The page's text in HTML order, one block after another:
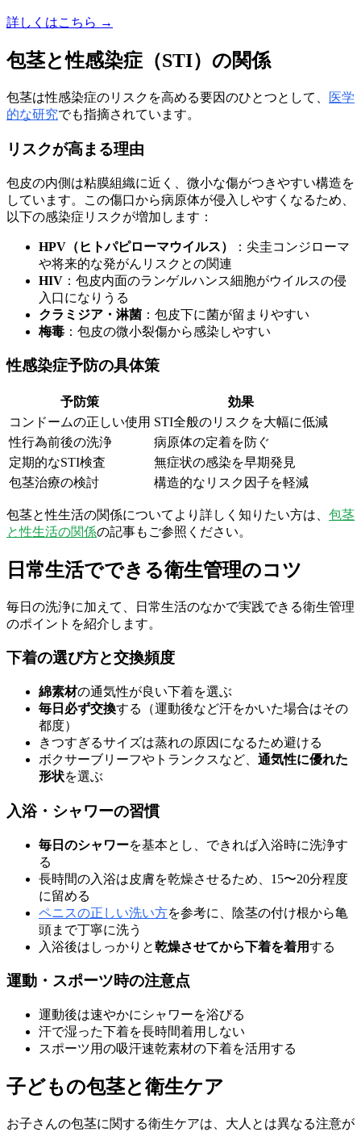
詳しくはこちら →
包茎と性感染症（STI）の関係
包茎は性感染症のリスクを高める要因のひとつとして、
医学
的な研究でも指摘されています。
リスクが高まる理由
包皮の内側は粘膜組織に近く、微小な傷がつきやすい構造を
しています。この傷口から病原体が侵入しやすくなるため、
以下の感染症リスクが増加します：
HPV（ヒトパピローマウイルス）
：尖圭コンジローマ
や将来的な発がんリスクとの関連
HIV ：包皮内面のランゲルハンス細胞がウイルスの侵
入口になりうる
クラミジア・淋菌 ：包皮下に菌が留まりやすい
梅毒 ：包皮の微小裂傷から感染しやすい
性感染症予防の具体策
予防策
効果
コンドームの正しい使用 STI全般のリスクを大幅に低減
性行為前後の洗浄
病原体の定着を防ぐ
定期的なSTI検査
無症状の感染を早期発見
包茎治療の検討
構造的なリスク因子を軽減
包茎と性生活の関係についてより詳しく知りたい方は、 包茎
と性生活の関係の記事もご参照ください。
日常生活でできる衛生管理のコツ
毎日の洗浄に加えて、日常生活のなかで実践できる衛生管理
のポイントを紹介します。
下着の選び方と交換頻度
綿素材の通気性が良い下着を選ぶ
毎日必ず交換する（運動後など汗をかいた場合はその
都度）
きつすぎるサイズは蒸れの原因になるため避ける
ボクサーブリーフやトランクスなど、 通気性に優れた
形状を選ぶ
入浴・シャワーの習慣
毎日のシャワーを基本とし、できれば入浴時に洗浄す
る
長時間の入浴は皮膚を乾燥させるため、15〜20分程度
に留める
ペニスの正しい洗い方を参考に、陰茎の付け根から亀
頭まで丁寧に洗う
入浴後はしっかりと乾燥させてから下着を着用する
運動・スポーツ時の注意点
運動後は速やかにシャワーを浴びる
汗で湿った下着を長時間着用しない
スポーツ用の吸汗速乾素材の下着を活用する
子どもの包茎と衛生ケア
お子さんの包茎に関する衛生ケアは、大人とは異なる注意が